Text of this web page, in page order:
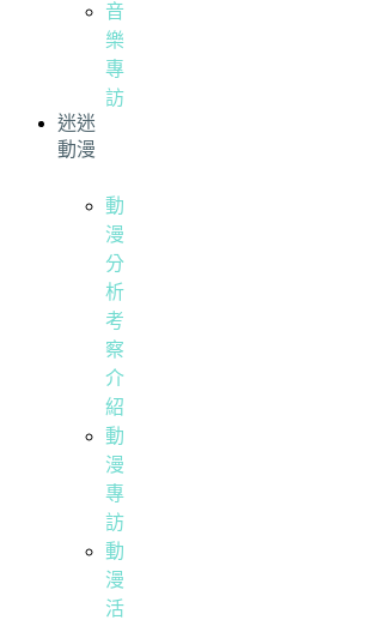
音
樂
專
訪
迷迷
動漫
動
漫
分
析
考
察
介
紹
動
漫
專
訪
動
漫
活